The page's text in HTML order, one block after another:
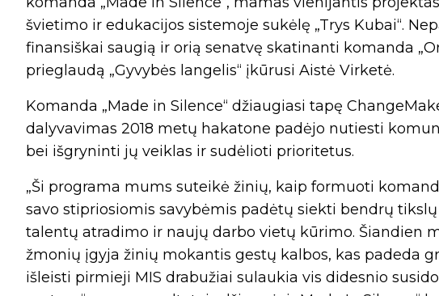
švietimo ir edukacijos sistemoje sukėlę „Trys Kubai“.
finansiškai saugią ir orią senatvę skatinanti komanda
prieglaudą „Gyvybės langelis“ įkūrusi Aistė Virketė.
Komanda „Made in Silence“ džiaugiasi tapę
dalyvavimas 2018 metų hakatone padėjo nutiesti
bei išgryninti jų veiklas ir sudėlioti prioritetus.
„Ši programa mums suteikė žinių, kaip formuoti
savo stipriosiomis savybėmis padėtų siekti bendrų
talentų atradimo ir naujų darbo vietų kūrimo. Šiandien
žmonių įgyja žinių mokantis gestų kalbos, kas padeda
išleisti pirmieji MIS drabužiai sulaukia vis didesnio